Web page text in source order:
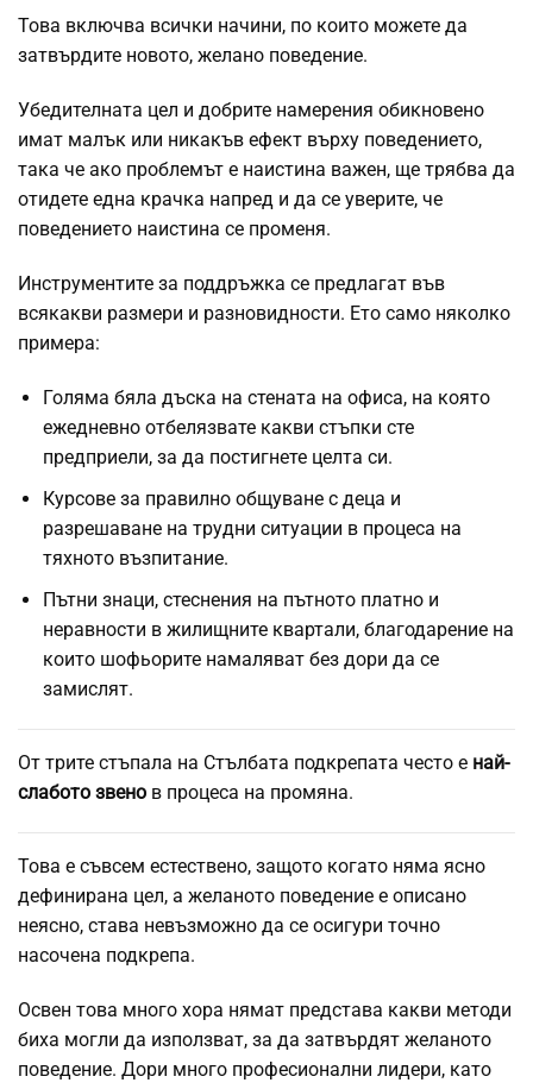
Това включва всички начини, по които можете да
затвърдите новото, желано поведение.
Убедителната цел и добрите намерения обикновено
имат малък или никакъв ефект върху поведението,
така че ако проблемът е наистина важен, ще трябва да
отидете една крачка напред и да се уверите, че
поведението наистина се променя.
Инструментите за поддръжка се предлагат във
всякакви размери и разновидности. Ето само няколко
примера:
Голяма бяла дъска на стената на офиса, на която
ежедневно отбелязвате какви стъпки сте
предприели, за да постигнете целта си.
Курсове за правилно общуване с деца и
разрешаване на трудни ситуации в процеса на
тяхното възпитание.
Пътни знаци, стеснения на пътното платно и
неравности в жилищните квартали, благодарение на
които шофьорите намаляват без дори да се
замислят.
От трите стъпала на Стълбата подкрепата често е най-
слабото звено в процеса на промяна.
Това е съвсем естествено, защото когато няма ясно
дефинирана цел, а желаното поведение е описано
неясно, става невъзможно да се осигури точно
насочена подкрепа.
Освен това много хора нямат представа какви методи
биха могли да използват, за да затвърдят желаното
поведение. Дори много професионални лидери, като